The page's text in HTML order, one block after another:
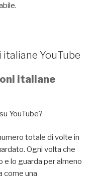
YouTube
italiane
YouTube?
totale di volte in
Ogni volta che
lo guarda per almeno
come una